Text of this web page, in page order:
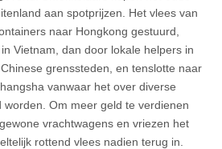
aan spotprijzen. Het vlees van
naar Hongkong gestuurd,
Vietnam, dan door lokale helpers in
grenssteden, en tenslotte naar
vanwaar het over diverse
worden. Om meer geld te verdienen
vrachtwagens en vriezen het
rottend vlees nadien terug in.